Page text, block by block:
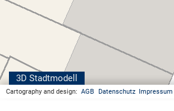
3D Stadtmodell
Cartography and design: AGB Datenschutz Impressum